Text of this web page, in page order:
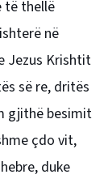
të thellë
në
Jezus Krishtit
së re, dritës
gjithë besimit
çdo vit,
duke